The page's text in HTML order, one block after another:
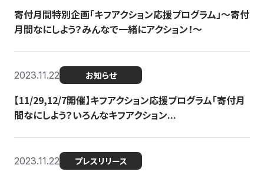
寄付月間特別企画「キフアクション応援プログラム」〜寄付
月間なにしよう？みんなで一緒にアクション！〜
2023.11.22 お知らせ
【11/29,12/7開催】キフアクション応援プログラム「寄付月
間なにしよう？いろんなキフアクション...
2023.11.22 プレスリリース